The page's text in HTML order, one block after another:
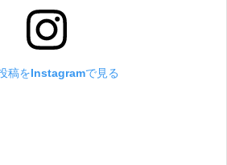
稿をInstagramで見る